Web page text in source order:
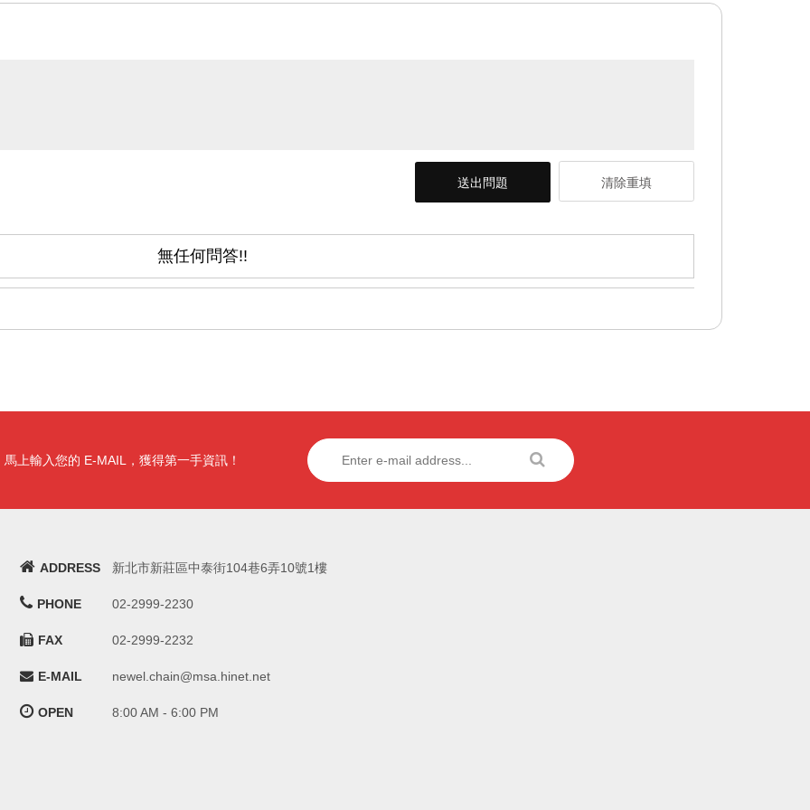
送出問題 清除重填
無任何問答!!
馬上輸入您的 E-MAIL，獲得第一手資訊！
ADDRESS 新北市新莊區中泰街104巷6弄10號1樓
PHONE 02-2999-2230
FAX 02-2999-2232
E-MAIL newel.chain@msa.hinet.net
OPEN 8:00 AM - 6:00 PM